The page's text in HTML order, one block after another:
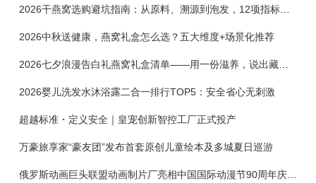
2026干燕窝选购避坑指南：从原料、溯源到泡发，12项指标判断靠谱燕窝
2026中秋送健康，燕窝礼盒怎么选？五大维度+场景化推荐
2026七夕浪漫告白礼燕窝礼盒清单——用一份滋养，说出藏在心底的爱
2026婴儿洗发水沐浴露二合一排行TOP5：安全省心无刺激
超越标准・定义安全｜皇宠创新智控工厂正式投产
万豪旅享家“豪友团”发布首套原创儿童绘本及多城夏日巡游
俄罗斯动画巨头联盟动画制片厂亮相中国国际动漫节90周年庆开启中国之旅新篇章